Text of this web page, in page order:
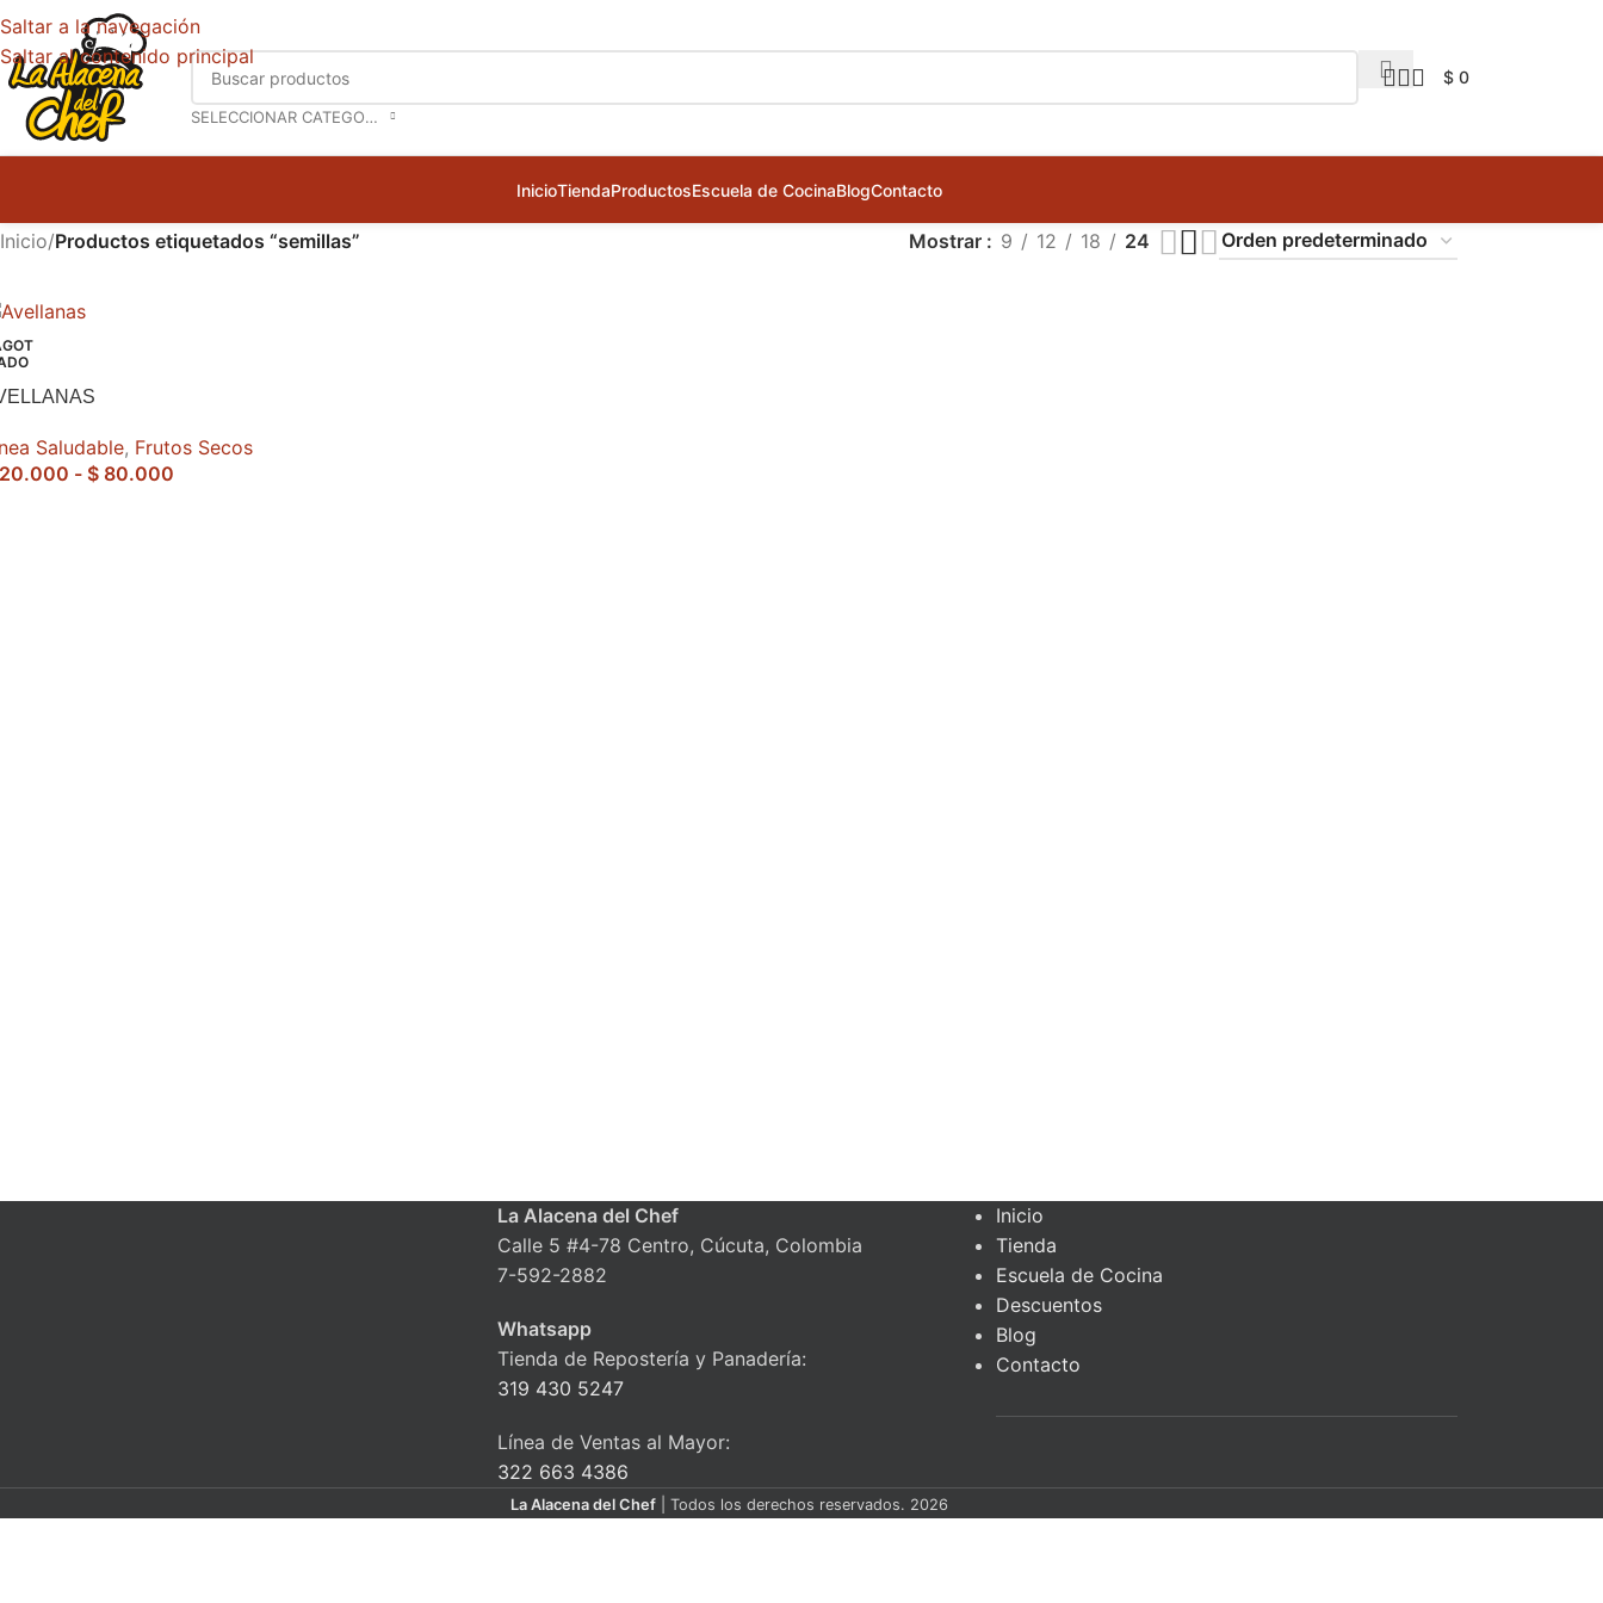
Saltar a la navegación
Saltar al contenido principal
SELECCIONAR CATEGORÍA
$ 0
InicioTiendaProductosEscuela de CocinaBlogContacto
Inicio/Productos etiquetados “semillas” Mostrar 9 12 18 24
Saludable, Frutos Secos
- $ 80.000
La Alacena del Chef
Calle 5 #4-78 Centro, Cúcuta, Colombia
7-592-2882
Whatsapp
Tienda de Repostería y Panadería:
319 430 5247
Línea de Ventas al Mayor:
322 663 4386
Inicio
Tienda
Escuela de Cocina
Descuentos
Blog
Contacto
La Alacena del Chef | Todos los derechos reservados. 2026